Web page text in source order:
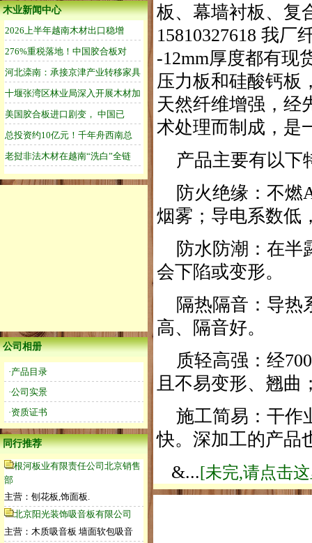
木业新闻中心
公司相册
·产品目录
·公司实景
·资质证书
同行推荐
根河板业有限责任公司北京销售
部
主营：刨花板,饰面板.
北京阳光装饰吸音板有限公司
主营：木质吸音板 墙面软包吸音
板、幕墙衬板、复
15810327618 我厂
-12mm厚度都有现
压力板和硅酸钙板
天然纤维增强，经
术处理而制成，是
产品主要有以下
防火绝缘：不燃
烟雾；导电系数低
防水防潮：在半
会下陷或变形。
隔热隔音：导热
高、隔音好。
质轻高强：经
且不易变形、翘曲
施工简易：干作
快。深加工的产品
&...[未完,请点击